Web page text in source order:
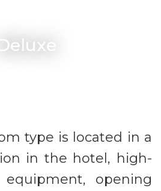
Deluxe
type is located in a
in the hotel, high-
opening